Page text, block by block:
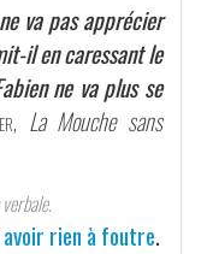
va pas apprécier
il en caressant le
ne va plus se
, La Mouche sans
avoir rien à foutre.